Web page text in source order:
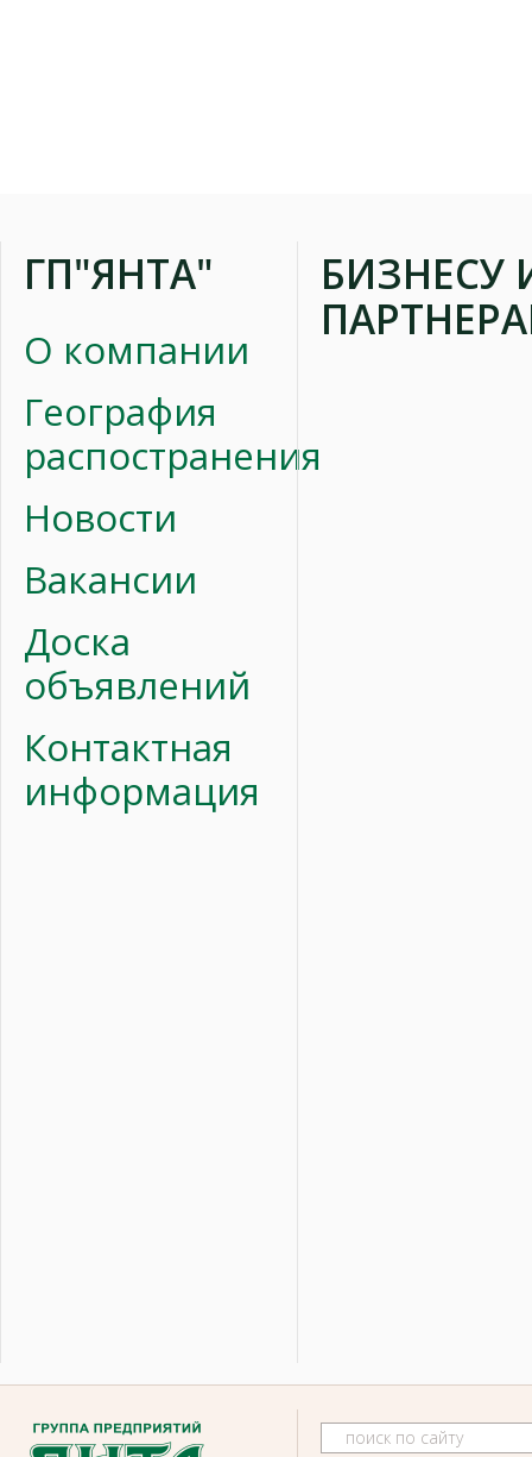
ГП"ЯНТА"
О компании
География
распостранения
Новости
Вакансии
Доска
объявлений
Контактная
информация
БИЗНЕСУ